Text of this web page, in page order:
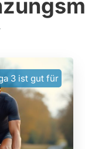
3 ist gut für